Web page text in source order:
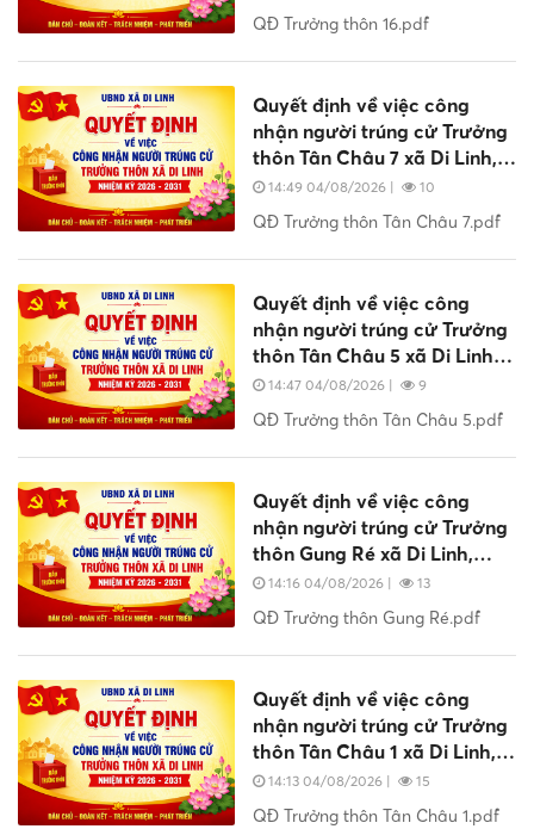
QĐ Trưởng thôn 16.pdf
Quyết định về việc công
nhận người trúng cử Trưởng
thôn Tân Châu 7 xã Di Linh,
nhiệm kỳ 2026 - 2031
14:49 04/08/2026 | 10
QĐ Trưởng thôn Tân Châu 7.pdf
Quyết định về việc công
nhận người trúng cử Trưởng
thôn Tân Châu 5 xã Di Linh,
nhiệm kỳ 2026 - 2031
14:47 04/08/2026 | 9
QĐ Trưởng thôn Tân Châu 5.pdf
Quyết định về việc công
nhận người trúng cử Trưởng
thôn Gung Ré xã Di Linh,
nhiệm kỳ 2026 - 2031
14:16 04/08/2026 | 13
QĐ Trưởng thôn Gung Ré.pdf
Quyết định về việc công
nhận người trúng cử Trưởng
thôn Tân Châu 1 xã Di Linh,
nhiệm kỳ 2026 - 2031
14:13 04/08/2026 | 15
QĐ Trưởng thôn Tân Châu 1.pdf